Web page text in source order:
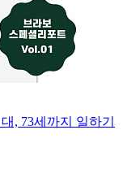
, 73세까지 일하기